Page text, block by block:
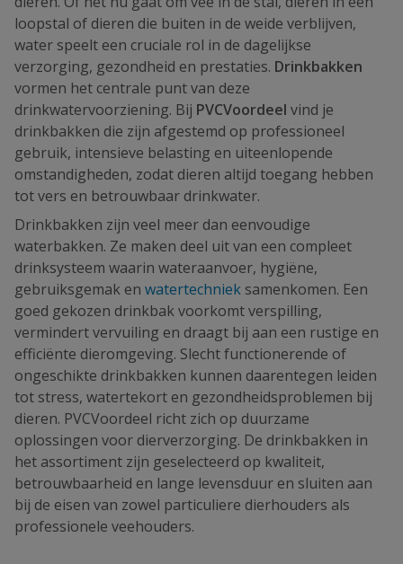
loopstal of dieren die buiten in de weide verblijven,
water speelt een cruciale rol in de dagelijkse
verzorging, gezondheid en prestaties. Drinkbakken
vormen het centrale punt van deze
drinkwatervoorziening. Bij PVCVoordeel vind je
drinkbakken die zijn afgestemd op professioneel
gebruik, intensieve belasting en uiteenlopende
omstandigheden, zodat dieren altijd toegang hebben
tot vers en betrouwbaar drinkwater.
Drinkbakken zijn veel meer dan eenvoudige
waterbakken. Ze maken deel uit van een compleet
drinksysteem waarin wateraanvoer, hygiëne,
gebruiksgemak en watertechniek samenkomen. Een
goed gekozen drinkbak voorkomt verspilling,
vermindert vervuiling en draagt bij aan een rustige en
efficiënte dieromgeving. Slecht functionerende of
ongeschikte drinkbakken kunnen daarentegen leiden
tot stress, watertekort en gezondheidsproblemen bij
dieren. PVCVoordeel richt zich op duurzame
oplossingen voor dierverzorging. De drinkbakken in
het assortiment zijn geselecteerd op kwaliteit,
betrouwbaarheid en lange levensduur en sluiten aan
bij de eisen van zowel particuliere dierhouders als
professionele veehouders.